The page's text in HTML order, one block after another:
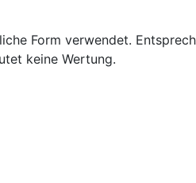
Form verwendet.
keine Wertung.